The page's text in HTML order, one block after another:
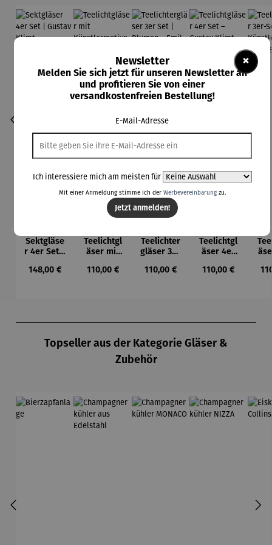
Sektgläse
r 4er Set |
Klimt
Regulärer Preis:
148,00 €
Teelichtgl
äser mit
otiven im
Regulärer Preis:
110,00 €
Teelichter
gläser 3er
Blumen –
Regulärer Preis:
110,00 €
Teelichtgl
äser 4er
Gustav
Regulärer Preis:
110,00 €
Topseller aus der Kategorie Gläser &
Zubehör
×
Newsletter
Melden Sie sich jetzt für unseren Newsletter an
und profitieren Sie von einer
versandkostenfreien Bestellung!
E-Mail-Adresse
Ich interessiere mich am meisten für
Mit einer Anmeldung stimme ich der Werbevereinbarungzu.
Jetzt anmelden!